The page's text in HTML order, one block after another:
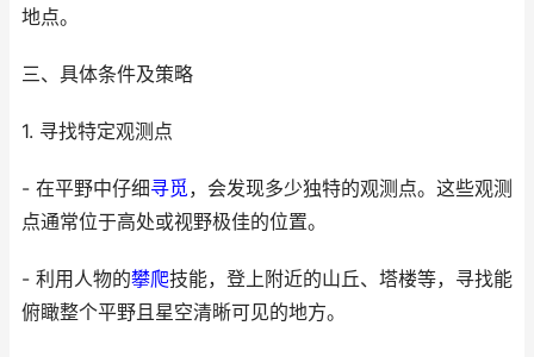
地点。
三、具体条件及策略
1. 寻找特定观测点
- 在平野中仔细寻觅，会发现多少独特的观测点。这些观测
点通常位于高处或视野极佳的位置。
- 利用人物的攀爬技能，登上附近的山丘、塔楼等，寻找能
俯瞰整个平野且星空清晰可见的地方。